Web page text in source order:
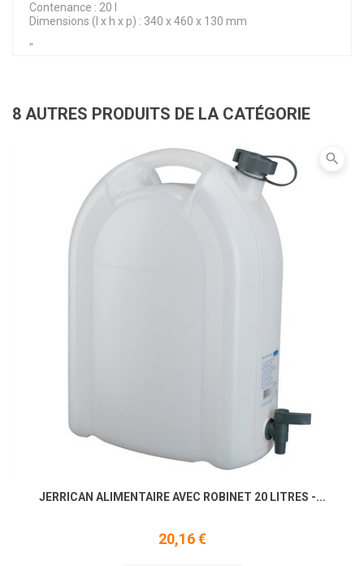
Contenance : 20 l
Dimensions (l x h x p) : 340 x 460 x 130 mm
"
8 AUTRES PRODUITS DE LA CATÉGORIE
JERRICAN ALIMENTAIRE AVEC ROBINET 20 LITRES -...
20,16 €
search